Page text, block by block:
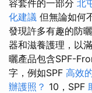
容套件的一部分 北
化建議 但無論如何
發現許多有趣的防
器和滋養護理，以
曬產品包含SPF-
字，例如SPF 高效
辦護照？ 10，SPF